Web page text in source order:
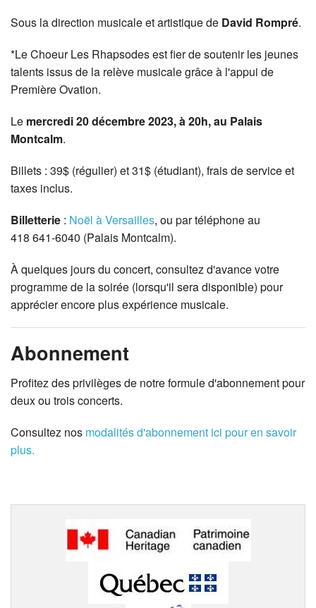
Sous la direction musicale et artistique de David Rompré.
*Le Choeur Les Rhapsodes est fier de soutenir les jeunes
talents issus de la relève musicale grâce à l'appui de
Première Ovation.
Le mercredi 20 décembre 2023, à 20h, au Palais
Montcalm.
Billets : 39$ (régulier) et 31$ (étudiant), frais de service et
taxes inclus.
Billetterie : Noël à Versailles, ou par téléphone au
418 641-6040 (Palais Montcalm).
À quelques jours du concert, consultez d'avance votre
programme de la soirée (lorsqu'il sera disponible) pour
apprécier encore plus expérience musicale.
Abonnement
Profitez des privilèges de notre formule d'abonnement pour
deux ou trois concerts.
Consultez nos modalités d'abonnement ici pour en savoir
plus.